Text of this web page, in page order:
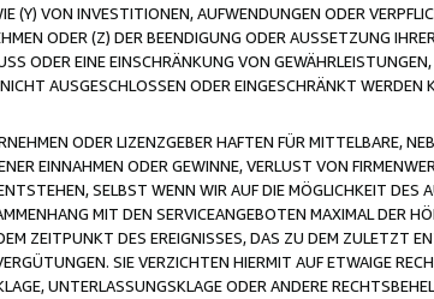
(Y) VON INVESTITIONEN, AUFWENDUNGEN ODER
ODER (Z) DER BEENDIGUNG ODER AUSSETZUNG
ODER EINE EINSCHRÄNKUNG VON
AUSGESCHLOSSEN ODER EINGESCHRÄNKT WERDEN
ODER LIZENZGEBER HAFTEN FÜR MITTELBARE,
EINNAHMEN ODER GEWINNE, VERLUST VON
SELBST WENN WIR AUF DIE MÖGLICHKEIT DES
MIT DEN SERVICEANGEBOTEN MAXIMAL DER
ZEITPUNKT DES EREIGNISSES, DAS ZU DEM ZULETZT
SIE VERZICHTEN HIERMIT AUF ETWAIGE
UNTERLASSUNGSKLAGE ODER ANDERE